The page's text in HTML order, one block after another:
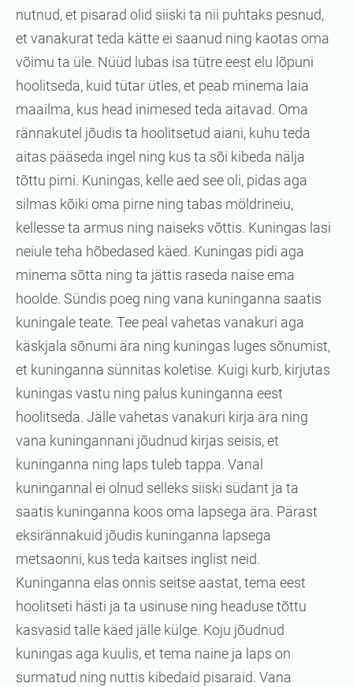
nutnud, et pisarad olid siiski ta nii puhtaks pesnud,
et vanakurat teda kätte ei saanud ning kaotas oma
võimu ta üle. Nüüd lubas isa tütre eest elu lõpuni
hoolitseda, kuid tütar ütles, et peab minema laia
maailma, kus head inimesed teda aitavad. Oma
rännakutel jõudis ta hoolitsetud aiani, kuhu teda
aitas pääseda ingel ning kus ta sõi kibeda nälja
tõttu pirni. Kuningas, kelle aed see oli, pidas aga
silmas kõiki oma pirne ning tabas möldrineiu,
kellesse ta armus ning naiseks võttis. Kuningas lasi
neiule teha hõbedased käed. Kuningas pidi aga
minema sõtta ning ta jättis raseda naise ema
hoolde. Sündis poeg ning vana kuninganna saatis
kuningale teate. Tee peal vahetas vanakuri aga
käskjala sõnumi ära ning kuningas luges sõnumist,
et kuninganna sünnitas koletise. Kuigi kurb, kirjutas
kuningas vastu ning palus kuninganna eest
hoolitseda. Jälle vahetas vanakuri kirja ära ning
vana kuningannani jõudnud kirjas seisis, et
kuninganna ning laps tuleb tappa. Vanal
kuningannal ei olnud selleks siiski südant ja ta
saatis kuninganna koos oma lapsega ära. Pärast
eksirännakuid jõudis kuninganna lapsega
metsaonni, kus teda kaitses inglist neid.
Kuninganna elas onnis seitse aastat, tema eest
hoolitseti hästi ja ta usinuse ning headuse tõttu
kasvasid talle käed jälle külge. Koju jõudnud
kuningas aga kuulis, et tema naine ja laps on
surmatud ning nuttis kibedaid pisaraid. Vana